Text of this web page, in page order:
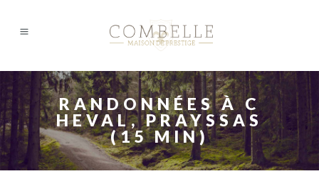
RANDONNÉES À C
HEVAL, PRAYSSAS
(15 MIN)